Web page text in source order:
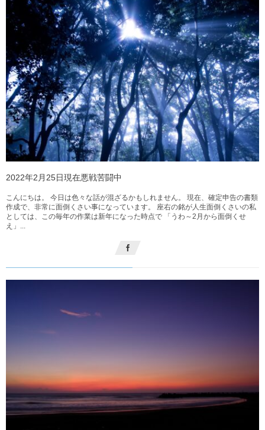
2022年2月25日現在悪戦苦闘中
こんにちは。 今日は色々な話が混ざるかもしれません。 現在、確定申告の書類
作成で、非常に面倒くさい事になっています。 座右の銘が人生面倒くさいの私
としては、この毎年の作業は新年になった時点で 「うわ～2月から面倒くせ
え」...